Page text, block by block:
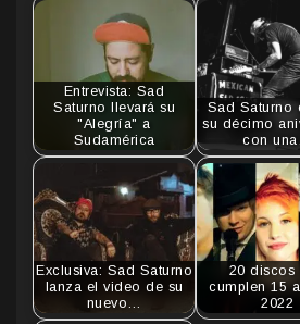
Entrevista: Sad
Saturno llevará su
"Alegría" a
Sudamérica
Sad Saturno
su décimo
con
Exclusiva: Sad Saturno
lanza el video de su
nuevo…
20 discos
cumplen 15
2022